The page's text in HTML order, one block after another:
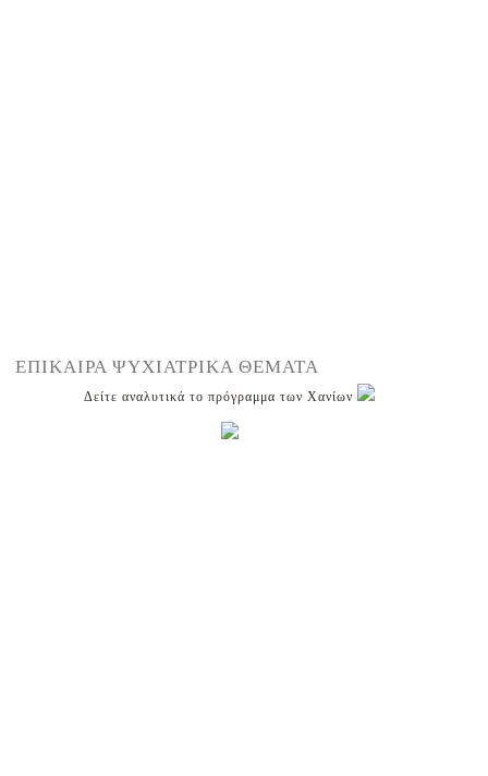
ΕΠΙΚΑΙΡΑ ΨΥΧΙΑΤΡΙΚΑ ΘΕΜΑΤΑ
Δείτε αναλυτικά το πρόγραμμα των Χανίων